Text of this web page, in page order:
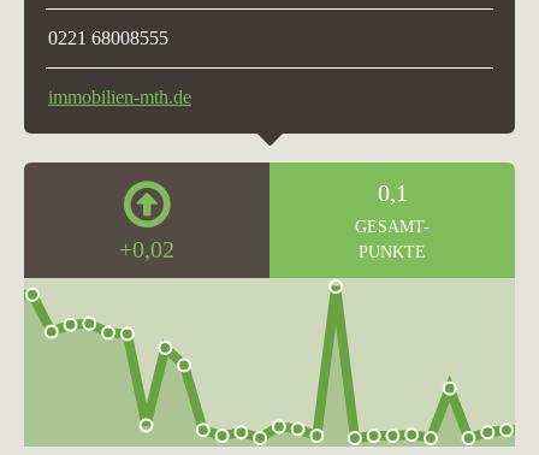
0221 68008555
immobilien-mth.de
+0,02
0,1
GESAMT-
PUNKTE